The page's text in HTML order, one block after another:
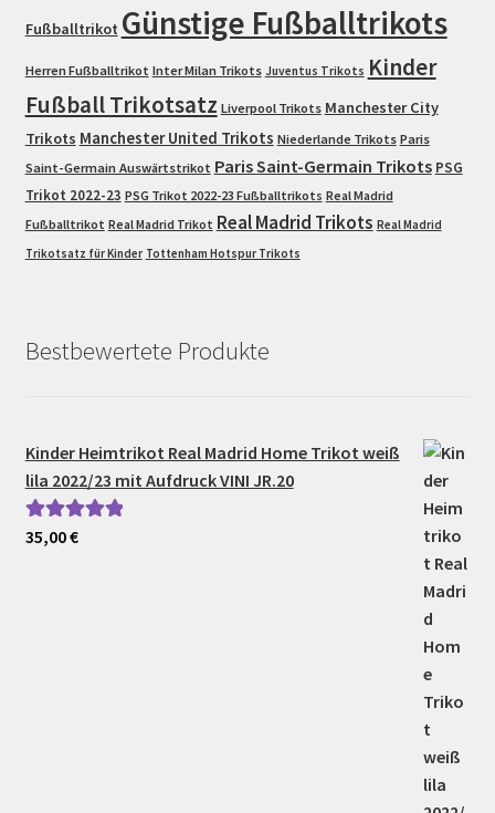
Fußballtrikot Günstige Fußballtrikots
Herren Fußballtrikot Inter Milan Trikots Juventus Trikots Kinder
Fußball Trikotsatz Liverpool Trikots Manchester City
Trikots Manchester United Trikots Niederlande Trikots Paris
Saint-Germain Auswärtstrikot Paris Saint-Germain Trikots PSG
Trikot 2022-23 PSG Trikot 2022-23 Fußballtrikots Real Madrid
Fußballtrikot Real Madrid Trikot Real Madrid Trikots Real Madrid
Trikotsatz für Kinder Tottenham Hotspur Trikots
Bestbewertete Produkte
Kinder Heimtrikot Real Madrid Home Trikot weiß
lila 2022/23 mit Aufdruck VINI JR.20
Bewertet mit
35,00€